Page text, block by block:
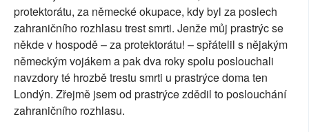
protektorátu, za německé okupace, kdy byl za poslech
zahraničního rozhlasu trest smrti. Jenže můj prastrýc se
někde v hospodě – za protektorátu! – spřátelil s nějakým
německým vojákem a pak dva roky spolu poslouchali
navzdory té hrozbě trestu smrti u prastrýce doma ten
Londýn. Zřejmě jsem od prastrýce zdědil to poslouchání
zahraničního rozhlasu.